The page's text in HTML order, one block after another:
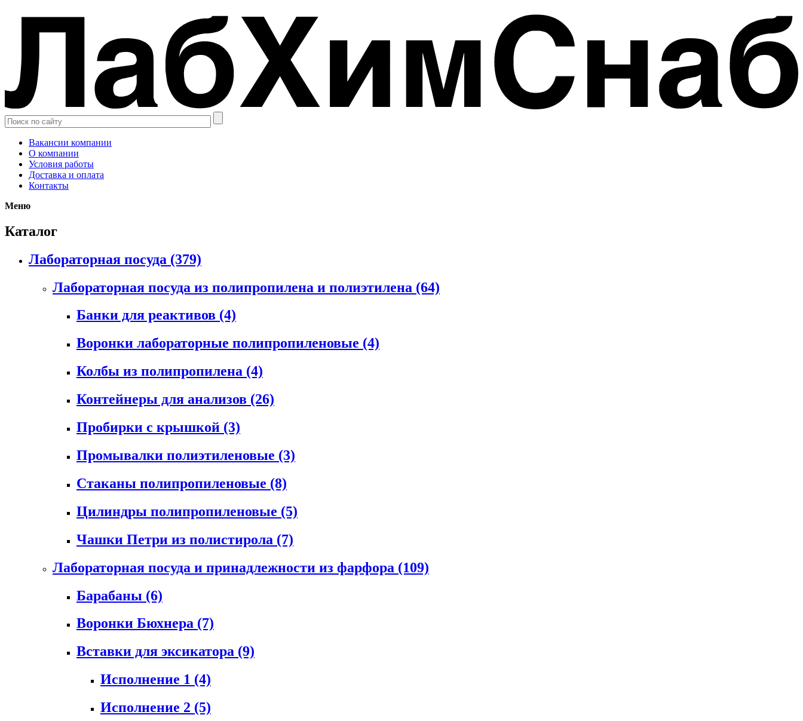
Вакансии компании
О компании
Условия работы
Доставка и оплата
Контакты
Меню
Каталог
Лабораторная посуда (379)
Лабораторная посуда из полипропилена и полиэтилена (64)
Банки для реактивов (4)
Воронки лабораторные полипропиленовые (4)
Колбы из полипропилена (4)
Контейнеры для анализов (26)
Пробирки с крышкой (3)
Промывалки полиэтиленовые (3)
Стаканы полипропиленовые (8)
Цилиндры полипропиленовые (5)
Чашки Петри из полистирола (7)
Лабораторная посуда и принадлежности из фарфора (109)
Барабаны (6)
Воронки Бюхнера (7)
Вставки для эксикатора (9)
Исполнение 1 (4)
Исполнение 2 (5)